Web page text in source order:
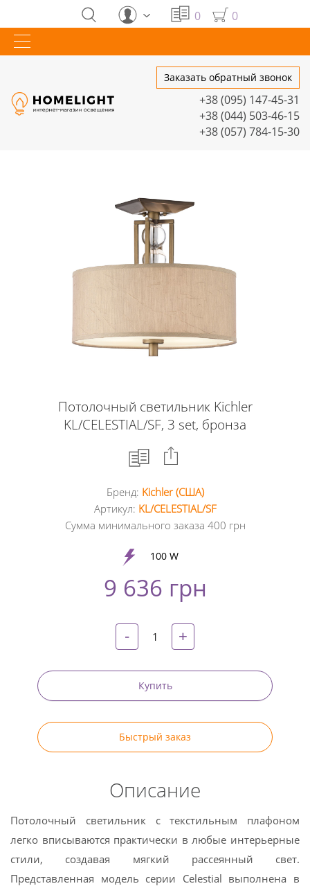
0 0
Заказать обратный звонок
+38 (095) 147-45-31
+38 (044) 503-46-15
+38 (057) 784-15-30
Потолочный светильник Kichler
KL/CELESTIAL/SF, 3 set, бронза
Facebook
+
Twitter
Pinterest
Бренд: Kichler (США)
Артикул: KL/CELESTIAL/SF
Сумма минимального заказа 400 грн
100 W
9 636 грн
- +
Купить
Быстрый заказ
Описание
Потолочный светильник с текстильным плафоном
легко вписываются практически в любые интерьерные
стили, создавая мягкий рассеянный свет.
Представленная модель серии Celestial выполнена в